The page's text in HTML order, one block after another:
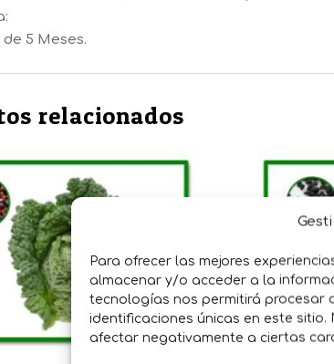
Para ofrecer las mejores
almacenar y/o acceder a la
tecnologías nos permitirá procesar
identificaciones únicas en este
afectar negativamente a ciertas
5 Meses.
relacionados